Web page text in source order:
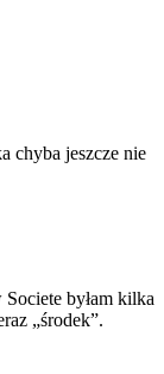
chyba jeszcze nie
Societe byłam kilka
„środek”.